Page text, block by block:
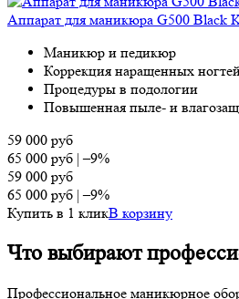
Аппарат для маникюра G500 Black
Маникюр и педикюр
Коррекция наращенных
Процедуры в подологии
Повышенная пыле- и
59 000 руб
65 000 руб |–9%
59 000 руб
65 000 руб |–9%
Купить в 1 кликВ корзину
Что выбирают
Профессиональное маникюрное